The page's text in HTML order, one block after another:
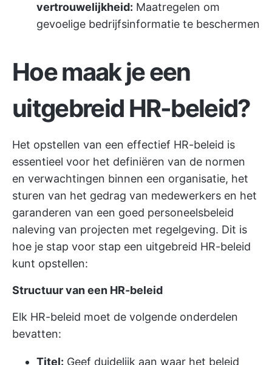
vertrouwelijkheid: Maatregelen om
gevoelige bedrijfsinformatie te beschermen
Hoe maak je een
uitgebreid HR-beleid?
Het opstellen van een effectief HR-beleid is
essentieel voor het definiëren van de normen
en verwachtingen binnen een organisatie, het
sturen van het gedrag van medewerkers en het
garanderen van een goed personeelsbeleid
naleving van projecten met regelgeving. Dit is
hoe je stap voor stap een uitgebreid HR-beleid
kunt opstellen:
Structuur van een HR-beleid
Elk HR-beleid moet de volgende onderdelen
bevatten:
Titel: Geef duidelijk aan waar het beleid